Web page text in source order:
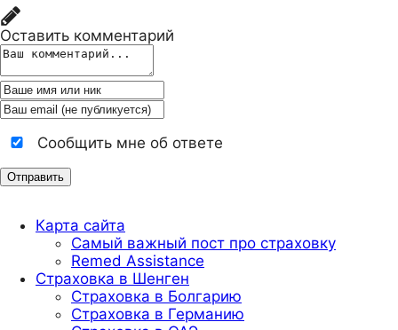
Оставить комментарий
Сообщить мне об ответе
Карта сайта
Самый важный пост про страховку
Remed Assistance
Страховка в Шенген
Страховка в Болгарию
Страховка в Германию